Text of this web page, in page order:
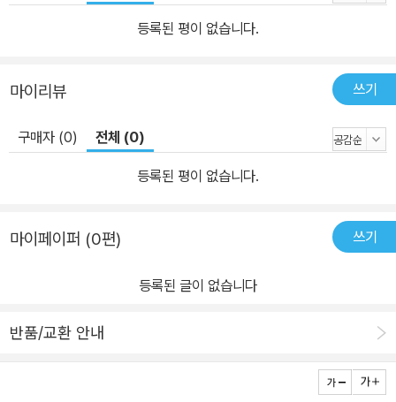
등록된 평이 없습니다.
마이리뷰 쓰기
구매자 (0) 전체 (0)
등록된 평이 없습니다.
마이페이퍼 (0편) 쓰기
등록된 글이 없습니다
반품/교환 안내